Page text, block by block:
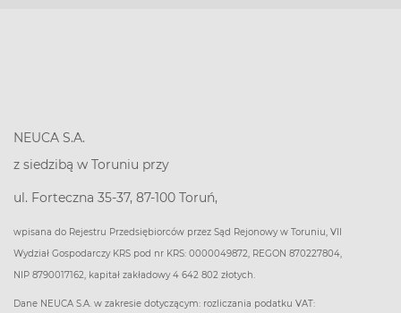
NEUCA S.A.
z siedzibą w Toruniu przy
ul. Forteczna 35-37, 87-100 Toruń,
wpisana do Rejestru Przedsiębiorców przez Sąd Rejonowy w Toruniu, VII
Wydział Gospodarczy KRS pod nr KRS: 0000049872, REGON 870227804,
NIP 8790017162, kapitał zakładowy 4 642 802 złotych.
Dane NEUCA S.A. w zakresie dotyczącym: rozliczania podatku VAT: